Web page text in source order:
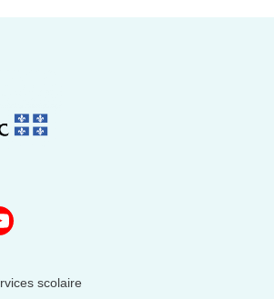
scolaire